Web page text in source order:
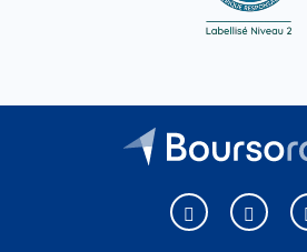
Boursorama